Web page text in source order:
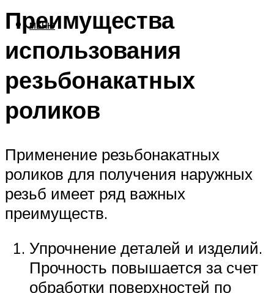
МЕНЮ
Преимущества
использования
резьбонакатных
роликов
Применение резьбонакатных
роликов для получения наружных
резьб имеет ряд важных
преимуществ.
Упрочнение деталей и изделий.
Прочность повышается за счет
обработки поверхностей по